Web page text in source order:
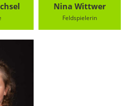
Nina Wittwer
Feldspielerin